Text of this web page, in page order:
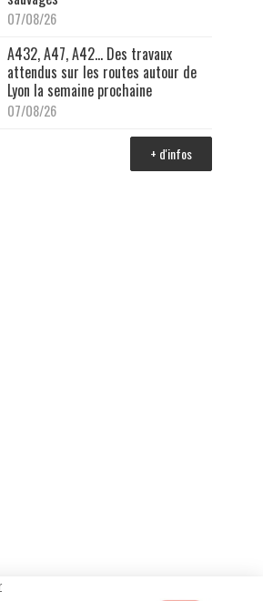
07/08/26
A432, A47, A42… Des travaux
attendus sur les routes autour de
Lyon la semaine prochaine
07/08/26
+ d'infos